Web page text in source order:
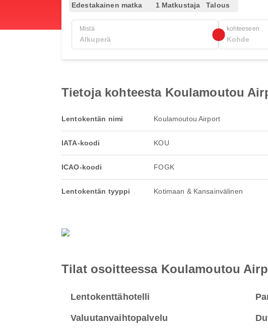
Edestakainen matka 1 Matkustaja Talous
Mistä kohteeseen
Tietoja kohteesta Koulamoutou
Lentokentän nimi Koulamoutou Airport
IATA-koodi KOU
ICAO-koodi FOGK
Lentokentän tyyppi Kotimaan & Kansainvälinen
Tilat osoitteessa Koulamoutou
Lentokenttähotelli
Valuutanvaihtopalvelu